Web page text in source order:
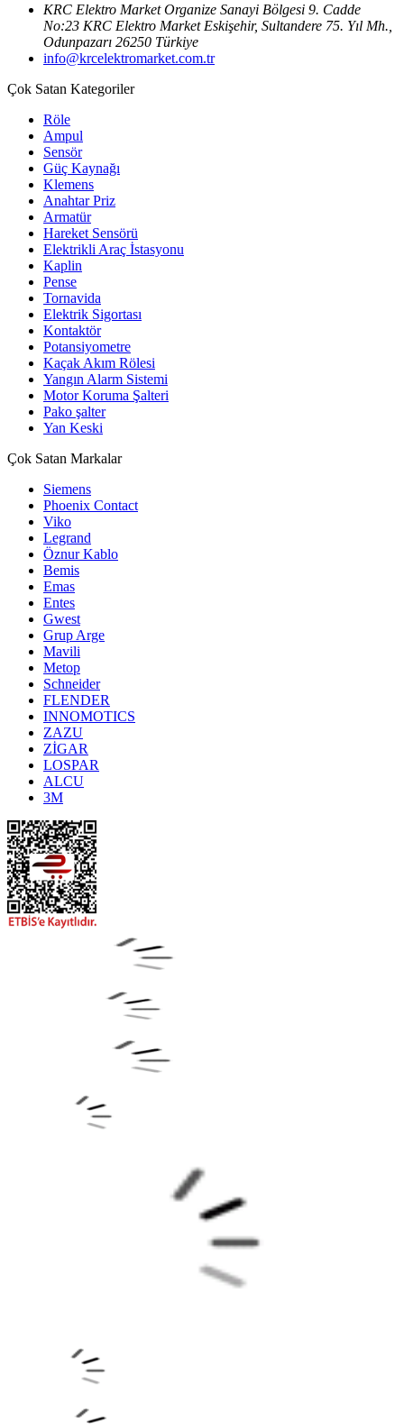
KRC Elektro Market Organize Sanayi Bölgesi 9. Cadde
No:23 KRC Elektro Market Eskişehir, Sultandere 75. Yıl Mh.,
Odunpazarı 26250 Türkiye
info@krcelektromarket.com.tr
Çok Satan Kategoriler
Röle
Ampul
Sensör
Güç Kaynağı
Klemens
Anahtar Priz
Armatür
Hareket Sensörü
Elektrikli Araç İstasyonu
Kaplin
Pense
Tornavida
Elektrik Sigortası
Kontaktör
Potansiyometre
Kaçak Akım Rölesi
Yangın Alarm Sistemi
Motor Koruma Şalteri
Pako şalter
Yan Keski
Çok Satan Markalar
Siemens
Phoenix Contact
Viko
Legrand
Öznur Kablo
Bemis
Emas
Entes
Gwest
Grup Arge
Mavili
Metop
Schneider
FLENDER
INNOMOTICS
ZAZU
ZİGAR
LOSPAR
ALCU
3M